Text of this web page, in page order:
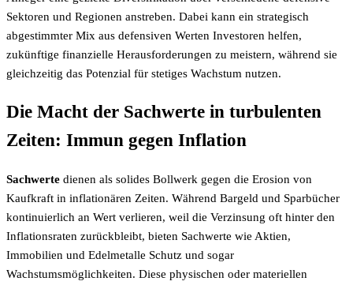
Sektoren und Regionen anstreben. Dabei kann ein strategisch
abgestimmter Mix aus defensiven Werten Investoren helfen,
zukünftige finanzielle Herausforderungen zu meistern, während sie
gleichzeitig das Potenzial für stetiges Wachstum nutzen.
Die Macht der Sachwerte in turbulenten
Zeiten: Immun gegen Inflation
Sachwerte dienen als solides Bollwerk gegen die Erosion von
Kaufkraft in inflationären Zeiten. Während Bargeld und Sparbücher
kontinuierlich an Wert verlieren, weil die Verzinsung oft hinter den
Inflationsraten zurückbleibt, bieten Sachwerte wie Aktien,
Immobilien und Edelmetalle Schutz und sogar
Wachstumsmöglichkeiten. Diese physischen oder materiellen